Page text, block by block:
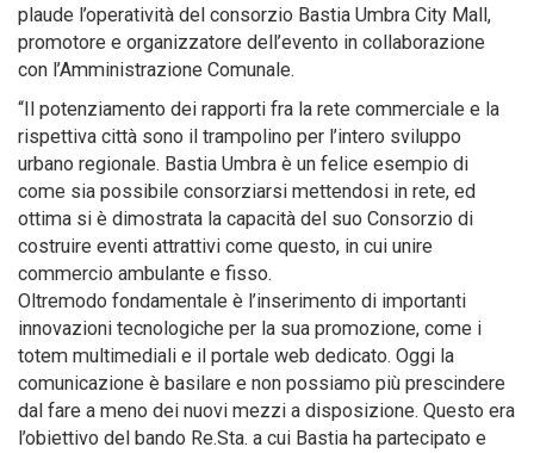
plaude l’operatività del consorzio Bastia Umbra City Mall,
promotore e organizzatore dell’evento in collaborazione
con l’Amministrazione Comunale.
“Il potenziamento dei rapporti fra la rete commerciale e la
rispettiva città sono il trampolino per l’intero sviluppo
urbano regionale. Bastia Umbra è un felice esempio di
come sia possibile consorziarsi mettendosi in rete, ed
ottima si è dimostrata la capacità del suo Consorzio di
costruire eventi attrattivi come questo, in cui unire
commercio ambulante e fisso.
Oltremodo fondamentale è l’inserimento di importanti
innovazioni tecnologiche per la sua promozione, come i
totem multimediali e il portale web dedicato. Oggi la
comunicazione è basilare e non possiamo più prescindere
dal fare a meno dei nuovi mezzi a disposizione. Questo era
l’obiettivo del bando Re.Sta. a cui Bastia ha partecipato e